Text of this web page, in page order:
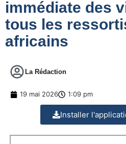
immédiate des
tous les
africains
La Rédaction
19 mai 2026 1:09 pm
Installer